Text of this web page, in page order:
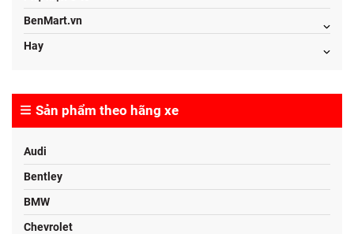
BenMart.vn
Hay
Sản phẩm theo hãng xe
Audi
Bentley
BMW
Chevrolet